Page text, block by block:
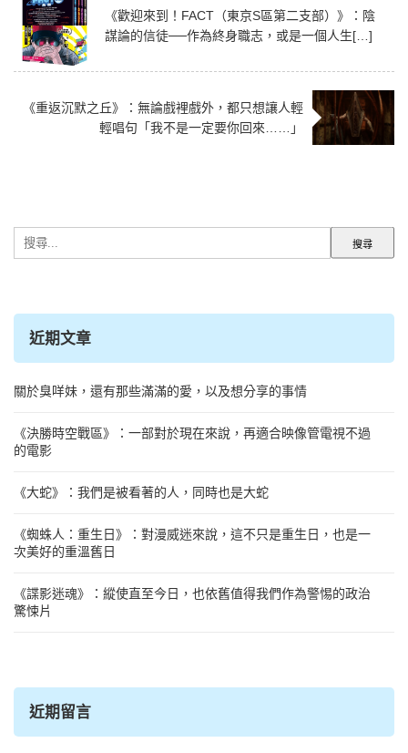
《歡迎來到！FACT（東京S區第二支部）》：陰
謀論的信徒──作為終身職志，或是一個人生[…]
《重返沉默之丘》：無論戲裡戲外，都只想讓人輕
輕唱句「我不是一定要你回來……」
尋
近期文章
關於臭咩妹，還有那些滿滿的愛，以及想分享的事情
《決勝時空戰區》：一部對於現在來說，再適合映像管電視不過
的電影
《大蛇》：我們是被看著的人，同時也是大蛇
《蜘蛛人：重生日》：對漫威迷來說，這不只是重生日，也是一
次美好的重溫舊日
《諜影迷魂》：縱使直至今日，也依舊值得我們作為警惕的政治
驚悚片
近期留言